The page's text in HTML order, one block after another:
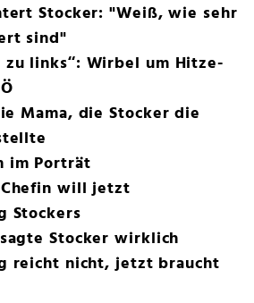
Stocker: "Weiß, wie sehr
sind"
zu links“: Wirbel um Hitze-
Mama, die Stocker die
im Porträt
will jetzt
Stockers
Stocker wirklich
reicht nicht, jetzt braucht